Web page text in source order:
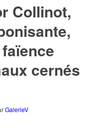
Collinot,
cernés
GalerieV